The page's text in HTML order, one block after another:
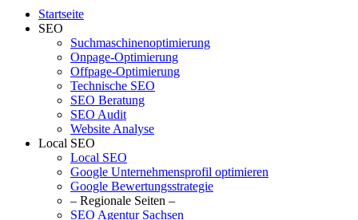
Startseite
SEO
Suchmaschinenoptimierung
Onpage-Optimierung
Offpage-Optimierung
Technische SEO
SEO Beratung
SEO Audit
Website Analyse
Local SEO
Local SEO
Google Unternehmensprofil optimieren
Google Bewertungsstrategie
– Regionale Seiten –
SEO Agentur Sachsen